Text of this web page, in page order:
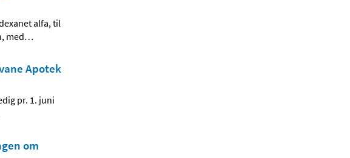
alfa, til
med…
Apotek
pr. 1. juni
om